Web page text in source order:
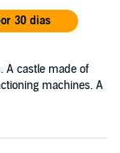
30 dias
A castle made of
machines. A